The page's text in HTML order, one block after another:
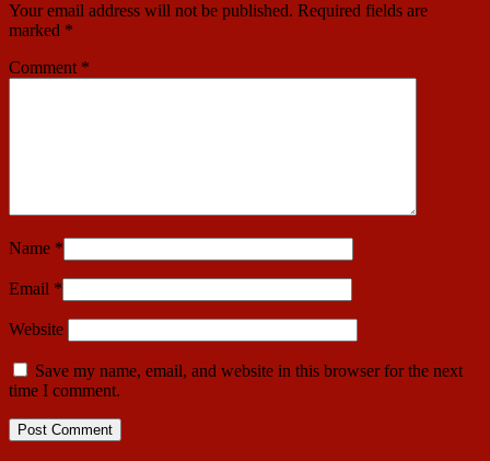
Your email address will not be published. Required fields are
marked *
Comment *
Name *
Email *
Website
Save my name, email, and website in this browser for the next
time I comment.